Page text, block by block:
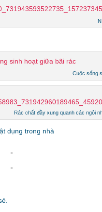
Cuộc sống
Rác chất đầy xung quanh các ngôi
dụng trong nhà